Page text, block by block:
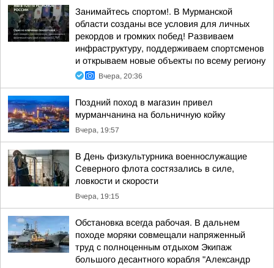
Занимайтесь спортом!. В Мурманской
области созданы все условия для личных
рекордов и громких побед! Развиваем
инфраструктуру, поддерживаем спортсменов
и открываем новые объекты по всему региону
Вчера, 20:36
Поздний поход в магазин привел
мурманчанина на больничную койку
Вчера, 19:57
В День физкультурника военнослужащие
Северного флота состязались в силе,
ловкости и скорости
Вчера, 19:15
Обстановка всегда рабочая. В дальнем
походе моряки совмещали напряженный
труд с полноценным отдыхом Экипаж
большого десантного корабля "Александр